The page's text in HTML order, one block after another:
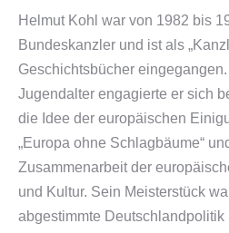
Helmut Kohl war von 1982 bis
Bundeskanzler und ist als
Geschichtsbücher
Jugendalter engagierte er sich
die Idee der europäischen
„Europa ohne Schlagbäume“
Zusammenarbeit der
und Kultur. Sein Meisterstück
abgestimmte Deutschlandpolitik